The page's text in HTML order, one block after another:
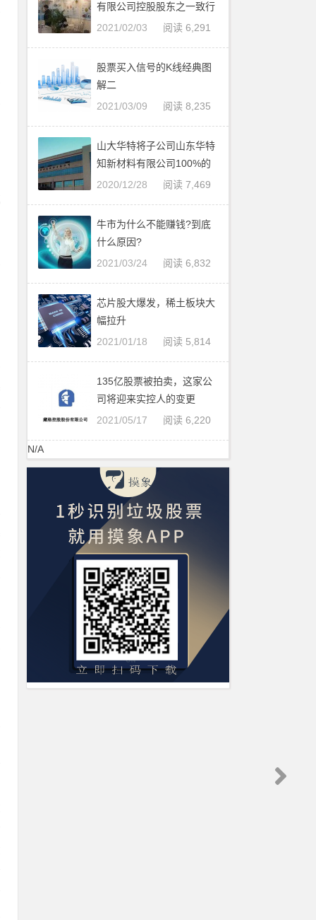
有限公司控股股东之一致行
动人集中竞价减持股份
阅读 6,291
2021/02/03
股票买入信号的K线经典图
解二
阅读 8,235
2021/03/09
山大华特将子公司山东华特
知新材料有限公司100%的
股权转让给山东山大产业集
阅读 7,469
2020/12/28
牛市为什么不能赚钱?到底
什么原因?
阅读 6,832
2021/03/24
芯片股大爆发，稀土板块大
幅拉升
阅读 5,814
2021/01/18
135亿股票被拍卖，这家公
司将迎来实控人的变更
阅读 6,220
2021/05/17
N/A